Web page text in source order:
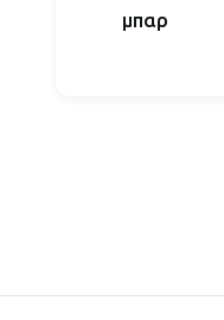
μπαρ